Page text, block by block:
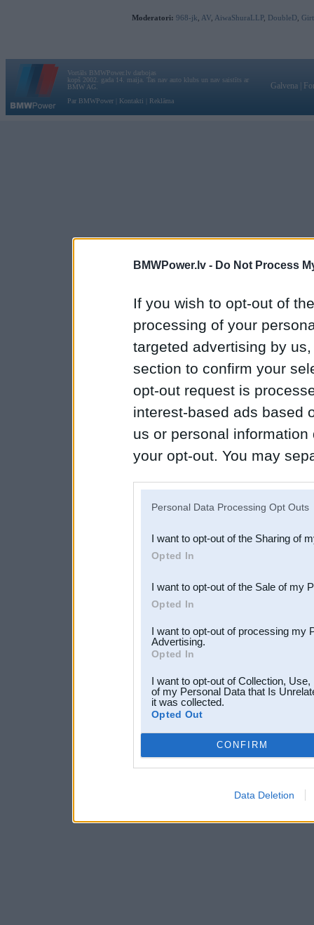
BMWPower.lv - Do Not Process
If you wish to opt-out of
processing of your
targeted advertising by
section to confirm your
opt-out request is
interest-based ads based
us or personal
your opt-out. You may
Downstream Participants
third parties.
Personal Data Processing Opt Outs
I want to opt-out of the Sharing of
Opted In
I want to opt-out of the Sale of my
Opted In
I want to opt-out of processing my
Advertising.
Opted In
I want to opt-out of Collection,
of my Personal Data that Is
it was collected.
Opted Out
CONFIRM
Data Deletion
Moderatori: 968-jk AV AiwaShuraLLP, DoubleD
Vortāls BMWPower.lv darbojas
kopš 2002. gada 14. maija. Tas nav auto klubs un nav saistīts ar
BMW AG.
Par BMWPower
Kontakti Reklāma
Galvena